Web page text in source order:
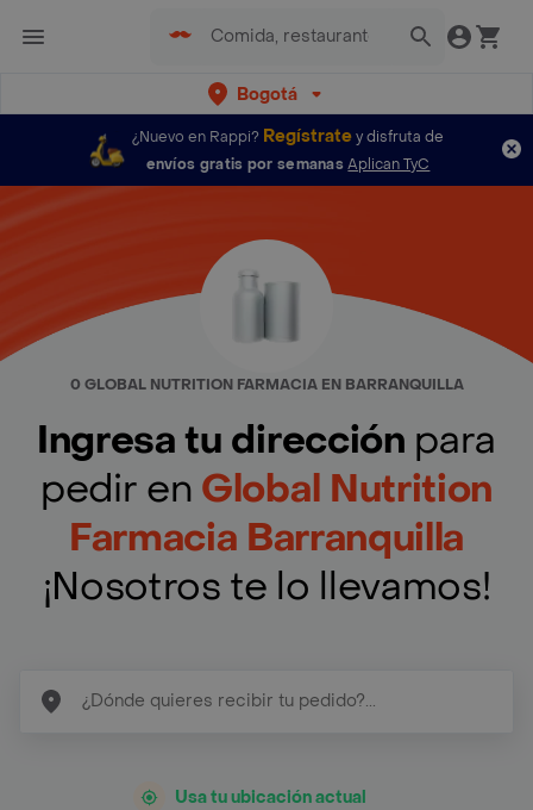
Bogotá
¿Nuevo en Rappi? Regístratey disfruta de
envíos gratis por semanas Aplican TyC
0 GLOBAL NUTRITION FARMACIA EN BARRANQUILLA
Ingresa tu dirección para
pedir en Global Nutrition
Farmacia Barranquilla
¡Nosotros te lo llevamos!
Usa tu ubicación actual